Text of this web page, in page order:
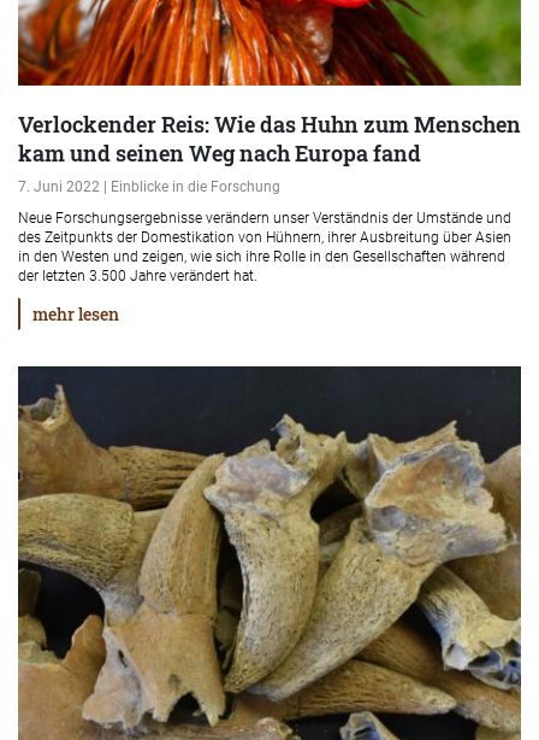
Verlockender Reis: Wie das Huhn zum Menschen
kam und seinen Weg nach Europa fand
7. Juni 2022 | Einblicke in die Forschung
Neue Forschungsergebnisse verändern unser Verständnis der Umstände und
des Zeitpunkts der Domestikation von Hühnern, ihrer Ausbreitung über Asien
in den Westen und zeigen, wie sich ihre Rolle in den Gesellschaften während
der letzten 3.500 Jahre verändert hat.
mehr lesen